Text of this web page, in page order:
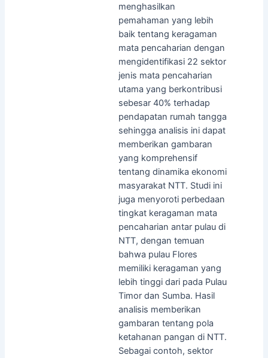
menghasilkan
pemahaman yang lebih
baik tentang keragaman
mata pencaharian dengan
mengidentifikasi 22 sektor
jenis mata pencaharian
utama yang berkontribusi
sebesar 40% terhadap
pendapatan rumah tangga
sehingga analisis ini dapat
memberikan gambaran
yang komprehensif
tentang dinamika ekonomi
masyarakat NTT. Studi ini
juga menyoroti perbedaan
tingkat keragaman mata
pencaharian antar pulau di
NTT, dengan temuan
bahwa pulau Flores
memiliki keragaman yang
lebih tinggi dari pada Pulau
Timor dan Sumba. Hasil
analisis memberikan
gambaran tentang pola
ketahanan pangan di NTT.
Sebagai contoh, sektor